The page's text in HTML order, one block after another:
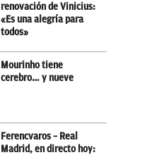
renovación de Vinicius:
«Es una alegría para
todos»
Mourinho tiene
cerebro… y nueve
Ferencvaros – Real
Madrid, en directo hoy: